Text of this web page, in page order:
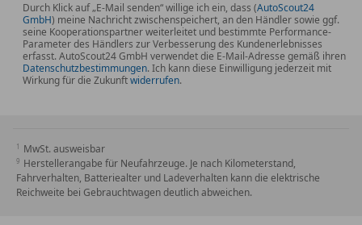
Durch Klick auf „E-Mail senden“ willige ich ein, dass (AutoScout24
GmbH) meine Nachricht zwischenspeichert, an den Händler sowie ggf.
seine Kooperationspartner weiterleitet und bestimmte Performance-
Parameter des Händlers zur Verbesserung des Kundenerlebnisses
erfasst. AutoScout24 GmbH verwendet die E-Mail-Adresse gemäß ihren
Datenschutzbestimmungen. Ich kann diese Einwilligung jederzeit mit
Wirkung für die Zukunftwiderrufen.
MwSt. ausweisbar
Herstellerangabe für Neufahrzeuge. Je nach Kilometerstand,
Fahrverhalten, Batteriealter und Ladeverhalten kann die elektrische
Reichweite bei Gebrauchtwagen deutlich abweichen.